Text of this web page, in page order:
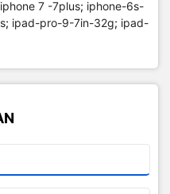
iphone 7 -7plus; iphone-6s-
; ipad-pro-9-7in-32g; ipad-